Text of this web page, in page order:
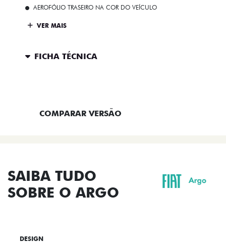
AEROFÓLIO TRASEIRO NA COR DO VEÍCULO
VER MAIS
FICHA TÉCNICA
COMPARAR VERSÃO
SAIBA TUDO
SOBRE O ARGO
DESIGN